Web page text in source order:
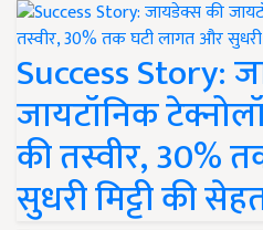
Success Story:
जायटॉनिक
की तस्वीर, 30%
सुधरी मिट्टी की